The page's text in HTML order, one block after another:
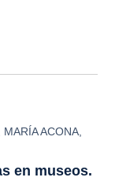
MARÍA ACONA
en museos.